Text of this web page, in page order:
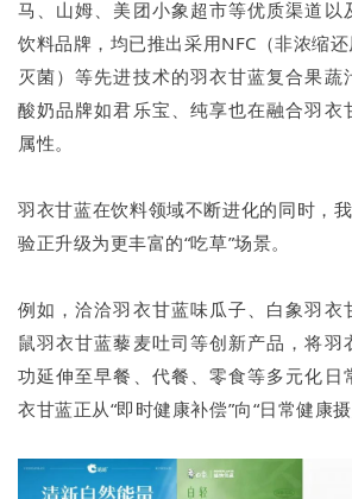
马、山姆、美团小象超市等优质渠道以
饮料品牌，均已推出采用NFC（非浓缩
灭菌）等先进技术的羽衣甘蓝复合果蔬
酸奶品牌如君乐宝、纯享也在融合羽衣
属性。
羽衣甘蓝在饮料领域不断进化的同时，
验正升级为更丰富的“吃草”场景。
例如，洽洽羽衣甘蓝味瓜子、白象羽衣
鼠羽衣甘蓝藜麦吐司等创新产品，将羽
功延伸至早餐、代餐、零食等多元化日
衣甘蓝正从“即时健康补偿”向“日常健康摄